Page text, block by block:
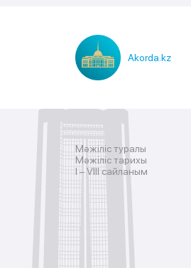
Akorda.kz
Мәжіліс туралы
Мәжіліс тарихы
I – VIII сайланым